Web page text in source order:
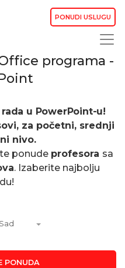
PONUDI USLUGU
programa -
u PowerPoint-u!
za početni, srednji
nivo.
ponude profesora sa
. Izaberite najbolju
PONUDA